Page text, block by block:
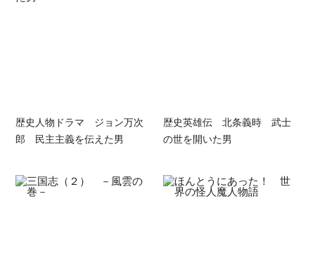
歴史人物ドラマ ジョン万次
郎 民主主義を伝えた男
歴史英雄伝 北条義時 武士
の世を開いた男